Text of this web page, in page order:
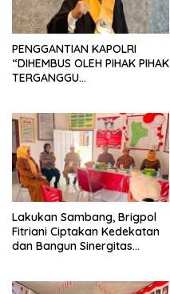
PENGGANTIAN KAPOLRI
“DIHEMBUS OLEH PIHAK PIHAK
TERGANGGU
Lakukan Sambang, Brigpol
Fitriani Ciptakan Kedekatan
dan Bangun Sinergitas